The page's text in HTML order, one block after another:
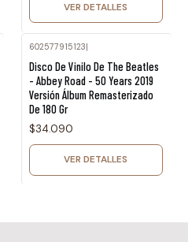
VER DETALLES
602577915123|
Disco De Vinilo De The Beatles
- Abbey Road - 50 Years 2019
Versión Álbum Remasterizado
De 180 Gr
$34.090
VER DETALLES